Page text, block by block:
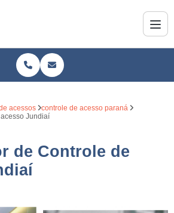
acessos
controle de acesso paraná
Jundiaí
de Controle de